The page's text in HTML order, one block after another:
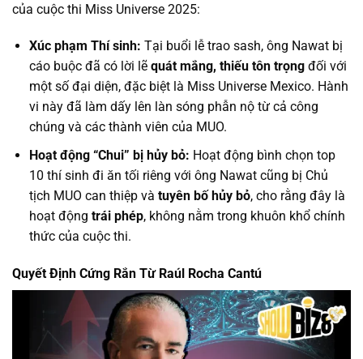
của cuộc thi Miss Universe 2025:
Xúc phạm Thí sinh: Tại buổi lễ trao sash, ông Nawat bị
cáo buộc đã có lời lẽ quát mắng, thiếu tôn trọngđối với
một số đại diện, đặc biệt là Miss Universe Mexico. Hành
vi này đã làm dấy lên làn sóng phẫn nộ từ cả công
chúng và các thành viên của MUO.
Hoạt động “Chui” bị hủy bỏ: Hoạt động bình chọn top
10 thí sinh đi ăn tối riêng với ông Nawat cũng bị Chủ
tịch MUO can thiệp và tuyên bố hủy bỏ, cho rằng đây là
hoạt động trái phép, không nằm trong khuôn khổ chính
thức của cuộc thi.
Quyết Định Cứng Rắn Từ Raúl Rocha Cantú